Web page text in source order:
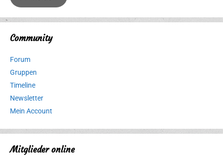
Community
Forum
Gruppen
Timeline
Newsletter
Mein Account
Mitglieder online